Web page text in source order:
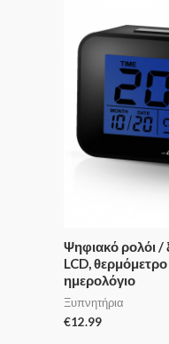
Ψηφιακό ρολόι /
LCD,
ημερολόγιο
Ξυπνητήρια
€12.99